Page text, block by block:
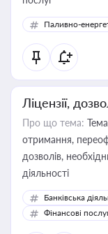
Паливно-
Ліцензії,
Про що тема:
отримання,
дозволів,
діяльності
Банківська
Фінансові